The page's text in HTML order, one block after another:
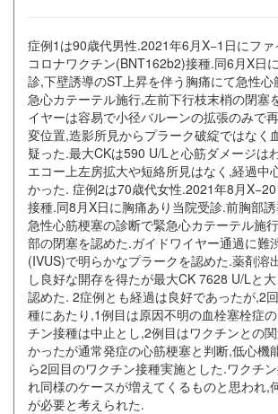
症例1は90歳代男性.2021年6月X−1日にフ
コロナワクチン(BNT162b2)接種.同6月X日
診,下壁誘導のST上昇を伴う胸痛にて急性
急心カテーテル施行,左前下行枝末梢の閉塞
イヤーは容易で小径バルーンの拡張のみで
変位置,造影所見からプラーク破綻ではなく
疑った.最大CKは590 U/Lと心筋ダメージは
エコー上左房拡大や短絡所見はなく,経過中
かった. 症例2は70歳代女性.2021年8月
接種.同8月X日に胸痛あり当院受診.前胸部
急性心筋梗塞の診断で緊急心カテーテル施
部の閉塞を認めた.ガイドワイヤー通過に難
(IVUS)で明らかなプラークを認めた.薬剤溶
し良好な開存を得たが最大CK 7628 U/Lと
認めた. 2症例とも経過は良好であったが,2
種にあたり,1例目は原因不明の血栓塞栓症
チン接種は中止とし,2例目はワクチンとの
かったが通常発症の心筋梗塞と判断,低心機
ら2回目のワクチン接種実施とした.ワクチ
れ同様のケースが増えてくるものと思われ,
が必要と考えられた.